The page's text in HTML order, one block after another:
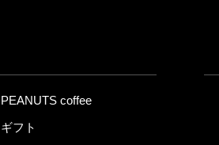
PEANUTS coffee
ギフト